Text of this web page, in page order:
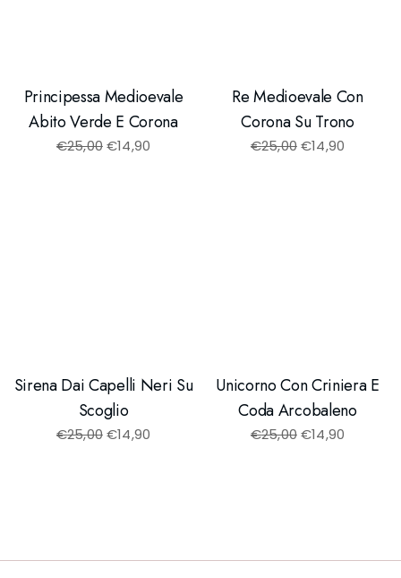
Principessa Medioevale
Abito Verde E Corona
€25,00€14,90
Re Medioevale Con
Corona Su Trono
€25,00€14,90
Sirena Dai Capelli Neri Su
Scoglio
€25,00€14,90
Unicorno Con Criniera E
Coda Arcobaleno
€25,00€14,90